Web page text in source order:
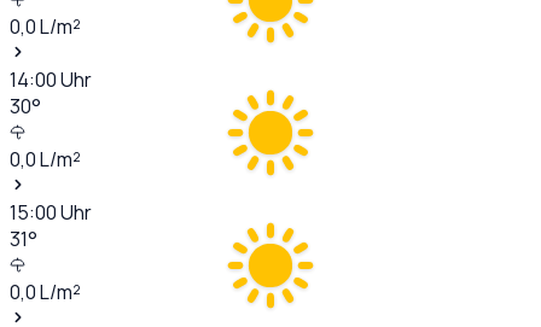
0,0L/m²
14:00Uhr
30°
0,0L/m²
15:00Uhr
31°
0,0L/m²